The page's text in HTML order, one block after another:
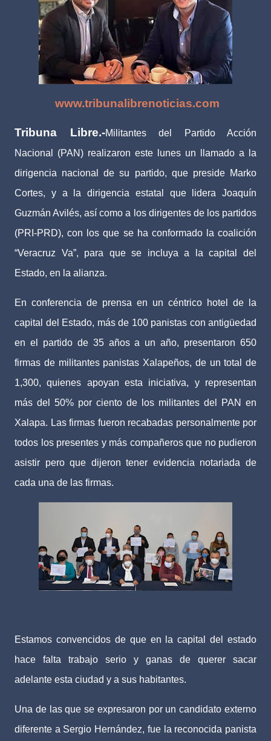
www.tribunalibrenoticias.com
Tribuna Libre.-Militantes del Partido Acción
Nacional (PAN) realizaron este lunes un llamado a la
dirigencia nacional de su partido, que preside Marko
Cortes, y a la dirigencia estatal que lidera Joaquín
Guzmán Avilés, así como a los dirigentes de los partidos
(PRI-PRD), con los que se ha conformado la coalición
“Veracruz Va”, para que se incluya a la capital del
Estado, en la alianza.
En conferencia de prensa en un céntrico hotel de la
capital del Estado, más de 100 panistas con antigüedad
en el partido de 35 años a un año, presentaron 650
firmas de militantes panistas Xalapeños, de un total de
1,300, quienes apoyan esta iniciativa, y representan
más del 50% por ciento de los militantes del PAN en
Xalapa. Las firmas fueron recabadas personalmente por
todos los presentes y más compañeros que no pudieron
asistir pero que dijeron tener evidencia notariada de
cada una de las firmas.
Estamos convencidos de que en la capital del estado
hace falta trabajo serio y ganas de querer sacar
adelante esta ciudad y a sus habitantes.
Una de las que se expresaron por un candidato externo
diferente a Sergio Hernández, fue la reconocida panista